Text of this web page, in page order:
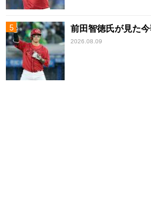
前田智徳氏が見た
2026.08.09